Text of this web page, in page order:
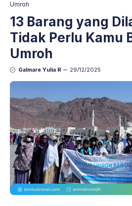
Umroh
13 Barang yang
Tidak Perlu Kamu
Umroh
Galmare Yulia R 29/12/2025